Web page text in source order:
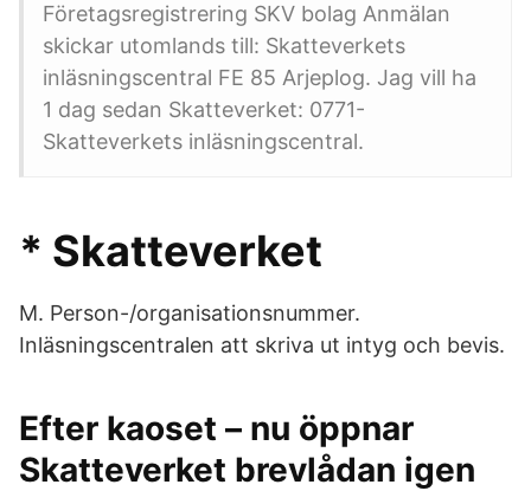
Företagsregistrering SKV bolag Anmälan
skickar utomlands till: Skatteverkets
inläsningscentral FE 85 Arjeplog. Jag vill ha
1 dag sedan Skatteverket: 0771-
Skatteverkets inläsningscentral.
* Skatteverket
M. Person-/organisationsnummer.
Inläsningscentralen att skriva ut intyg och bevis.
Efter kaoset – nu öppnar
Skatteverket brevlådan igen